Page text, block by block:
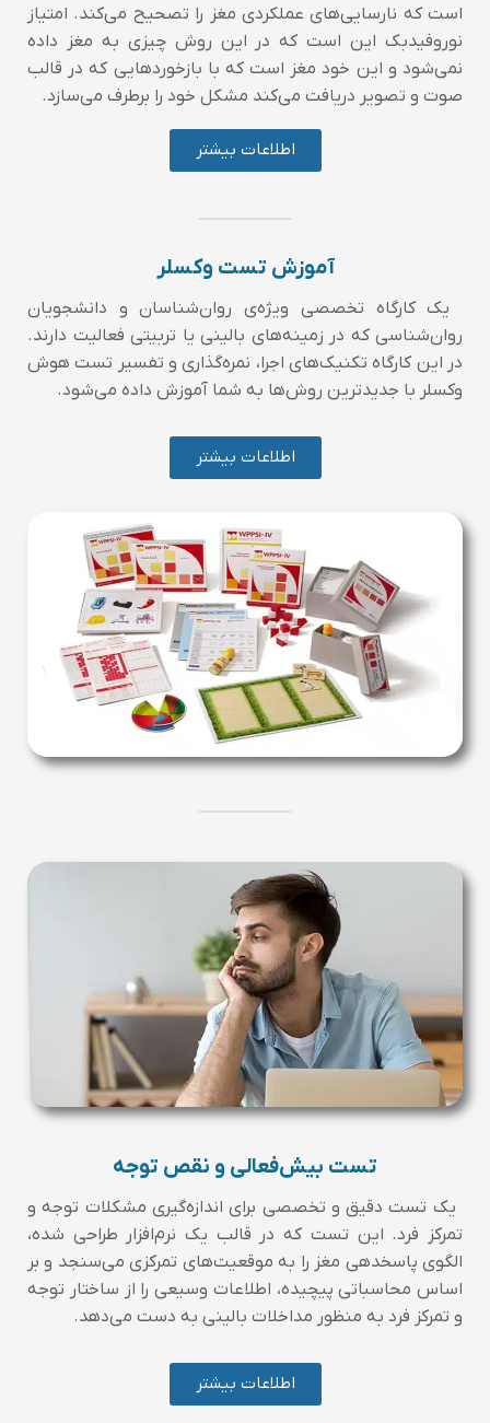
است که نارسایی‌های عملکردی مغز را تصحیح می‌کند. امتیاز
نوروفیدبک این است که در این روش چیزی به مغز داده
نمی‌شود و این خود مغز است که با بازخوردهایی که در قالب
صوت و تصویر دریافت می‌کند مشکل خود را برطرف می‌سازد.
اطلاعات بیشتر
آموزش تست وکسلر
یک کارگاه تخصصی ویژه‌ی روان‌شناسان و دانشجویان
روان‌شناسی که در زمینه‌های بالینی یا تربیتی فعالیت دارند.
در این کارگاه تکنیک‌های اجرا، نمره‌گذاری و تفسیر تست هوش
وکسلر با جدیدترین روش‌ها به شما آموزش داده می‌شود.
اطلاعات بیشتر
تست بیش‌فعالی و نقص توجه
یک تست دقیق و تخصصی برای اندازه‌گیری مشکلات توجه و
تمرکز فرد. این تست که در قالب یک نرم‌افزار طراحی شده،
الگوی پاسخدهی مغز را به موقعیت‌های تمرکزی می‌سنجد و بر
اساس محاسباتی پیچیده، اطلاعات وسیعی را از ساختار توجه
و تمرکز فرد به منظور مداخلات بالینی به دست می‌دهد.
اطلاعات بیشتر